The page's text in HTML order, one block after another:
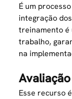
É um
integração
treinamento é
trabalho,
na
Esse recurso